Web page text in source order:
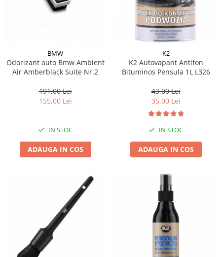
BMW
Odorizant auto Bmw Ambient
Air Amberblack Suite Nr.2
191,00 Lei
155,00 Lei
IN STOC
ADAUGA IN COS
K2
K2 Autovapant Antifon
Bituminos Pensula 1L L326
43,00 Lei
35,00 Lei
IN STOC
ADAUGA IN COS